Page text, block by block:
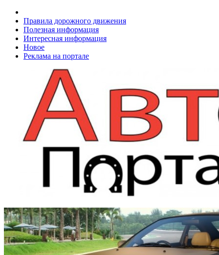
Правила дорожного движения
Полезная информация
Интересная информация
Новое
Реклама на портале